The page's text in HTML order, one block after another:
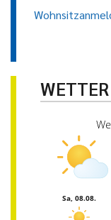
WETTER
Sa, 08.08.